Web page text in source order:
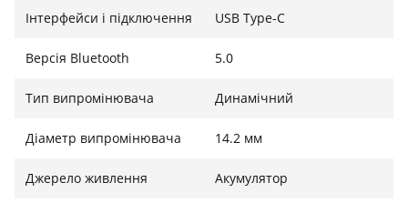
Подвійний мікрофон використовує вбудовану
ефективного зниження фонового шуму. Він також
забезпечує розпізнавання голосу високої чіткості та
якість дзвінків навіть у галасливій обстановці.
Композитна динамічна котушка
Відновлює текстуру звуку
Інтерфейси і підключення USB Type-C
Версія Bluetooth 5.0
Тип випромінювача Динамічний
Діаметр випромінювача 14.2 мм
Джерело живлення Акумулятор